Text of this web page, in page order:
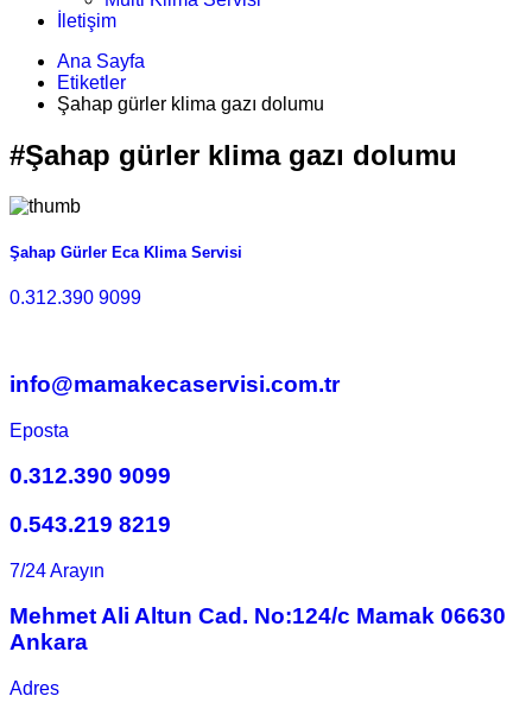
İletişim
Ana Sayfa
Etiketler
Şahap gürler klima gazı dolumu
#Şahap gürler klima gazı dolumu
Şahap Gürler Eca Klima Servisi
0.312.390 9099
info@mamakecaservisi.com.tr
Eposta
0.312.390 9099
0.543.219 8219
7/24 Arayın
Mehmet Ali Altun Cad. No:124/c Mamak 06630
Ankara
Adres